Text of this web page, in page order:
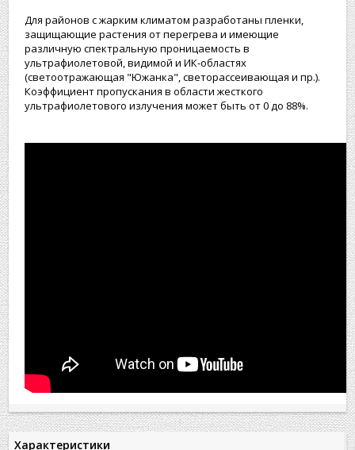
Для районов с жарким климатом разработаны пленки,
защищающие растения от перегрева и имеющие
различную спектральную проницаемость в
ультрафиолетовой, видимой и ИК-областях
(светоотражающая "Южанка", светорассеивающая и пр.).
Коэффициент пропускания в области жесткого
ультрафиолетового излучения может быть от 0 до 88%.
Характеристики